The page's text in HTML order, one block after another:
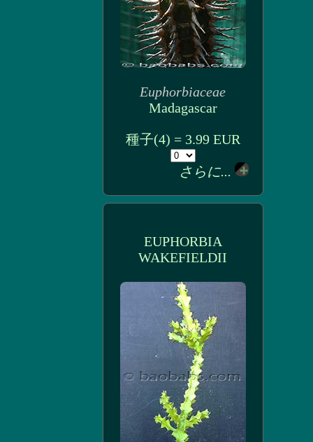
Euphorbiaceae
Madagascar
種子(4) = 3.99 EUR
さらに...
EUPHORBIA
WAKEFIELDII